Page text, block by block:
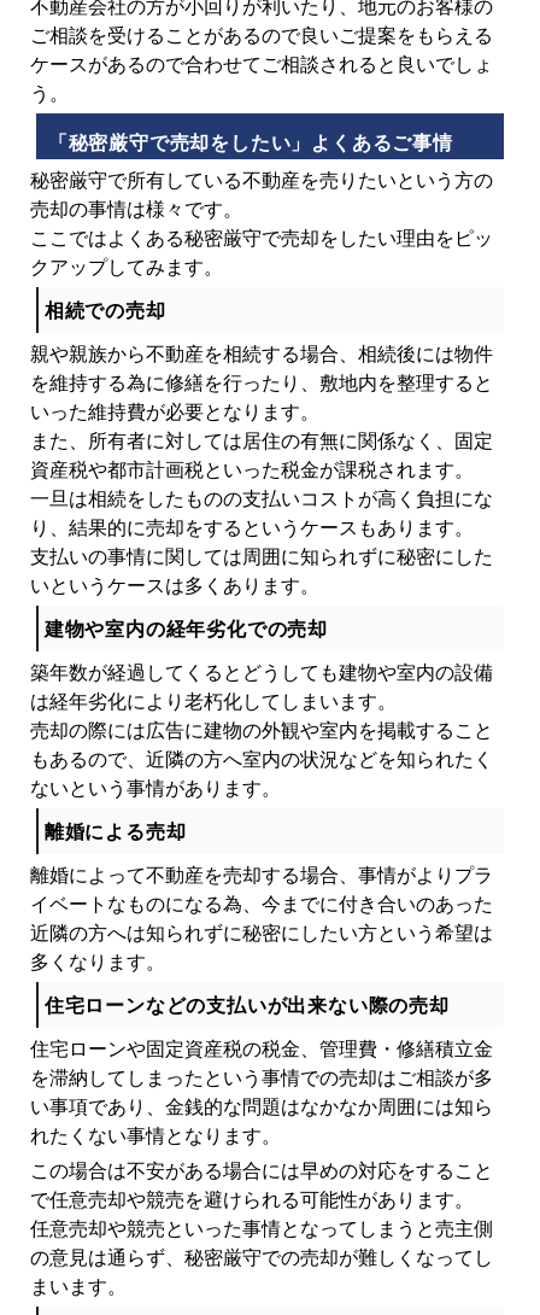
不動産会社の方が小回りが利いたり、地元のお客様の
ご相談を受けることがあるので良いご提案をもらえる
ケースがあるので合わせてご相談されると良いでしょ
う。
「秘密厳守で売却をしたい」よくあるご事情
秘密厳守で所有している不動産を売りたいという方の
売却の事情は様々です。
ここではよくある秘密厳守で売却をしたい理由をピッ
クアップしてみます。
相続での売却
親や親族から不動産を相続する場合、相続後には物件
を維持する為に修繕を行ったり、敷地内を整理すると
いった維持費が必要となります。
また、所有者に対しては居住の有無に関係なく、固定
資産税や都市計画税といった税金が課税されます。
一旦は相続をしたものの支払いコストが高く負担にな
り、結果的に売却をするというケースもあります。
支払いの事情に関しては周囲に知られずに秘密にした
いというケースは多くあります。
建物や室内の経年劣化での売却
築年数が経過してくるとどうしても建物や室内の設備
は経年劣化により老朽化してしまいます。
売却の際には広告に建物の外観や室内を掲載すること
もあるので、近隣の方へ室内の状況などを知られたく
ないという事情があります。
離婚による売却
離婚によって不動産を売却する場合、事情がよりプラ
イベートなものになる為、今までに付き合いのあった
近隣の方へは知られずに秘密にしたい方という希望は
多くなります。
住宅ローンなどの支払いが出来ない際の売却
住宅ローンや固定資産税の税金、管理費・修繕積立金
を滞納してしまったという事情での売却はご相談が多
い事項であり、金銭的な問題はなかなか周囲には知ら
れたくない事情となります。
この場合は不安がある場合には早めの対応をすること
で任意売却や競売を避けられる可能性があります。
任意売却や競売といった事情となってしまうと売主側
の意見は通らず、秘密厳守での売却が難しくなってし
まいます。